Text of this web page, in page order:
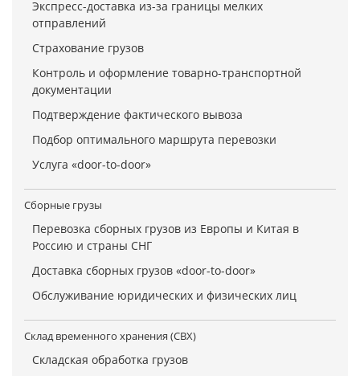
Экспресс-доставка из-за границы мелких
отправлений
Страхование грузов
Контроль и оформление товарно-транспортной
документации
Подтверждение фактического вывоза
Подбор оптимального маршрута перевозки
Услуга «door-to-door»
Сборные грузы
Перевозка сборных грузов из Европы и Китая в
Россию и страны СНГ
Доставка сборных грузов «door-to-door»
Обслуживание юридических и физических лиц
Склад временного хранения (СВХ)
Складская обработка грузов